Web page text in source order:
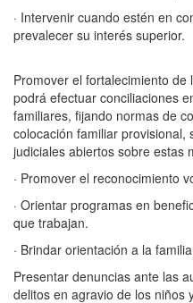
· Intervenir cuando estén en
prevalecer su interés superior.
Promover el fortalecimiento
podrá efectuar conciliaciones
familiares, fijando normas de
colocación familiar
judiciales abiertos sobre estas
· Promover el reconocimiento
· Orientar programas en
que trabajan.
· Brindar orientación a la
Presentar denuncias ante las
delitos en agravio de los niños